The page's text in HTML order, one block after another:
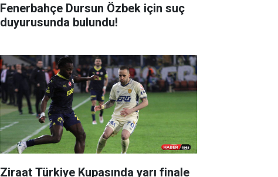
Fenerbahçe Dursun Özbek için suç
duyurusunda bulundu!
Ziraat Türkiye Kupasında yarı finale